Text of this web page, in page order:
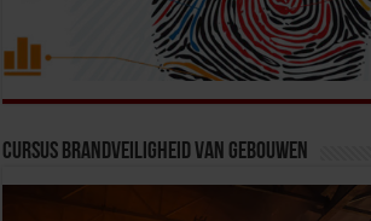
Cursus Brandveiligheid van Gebouwen